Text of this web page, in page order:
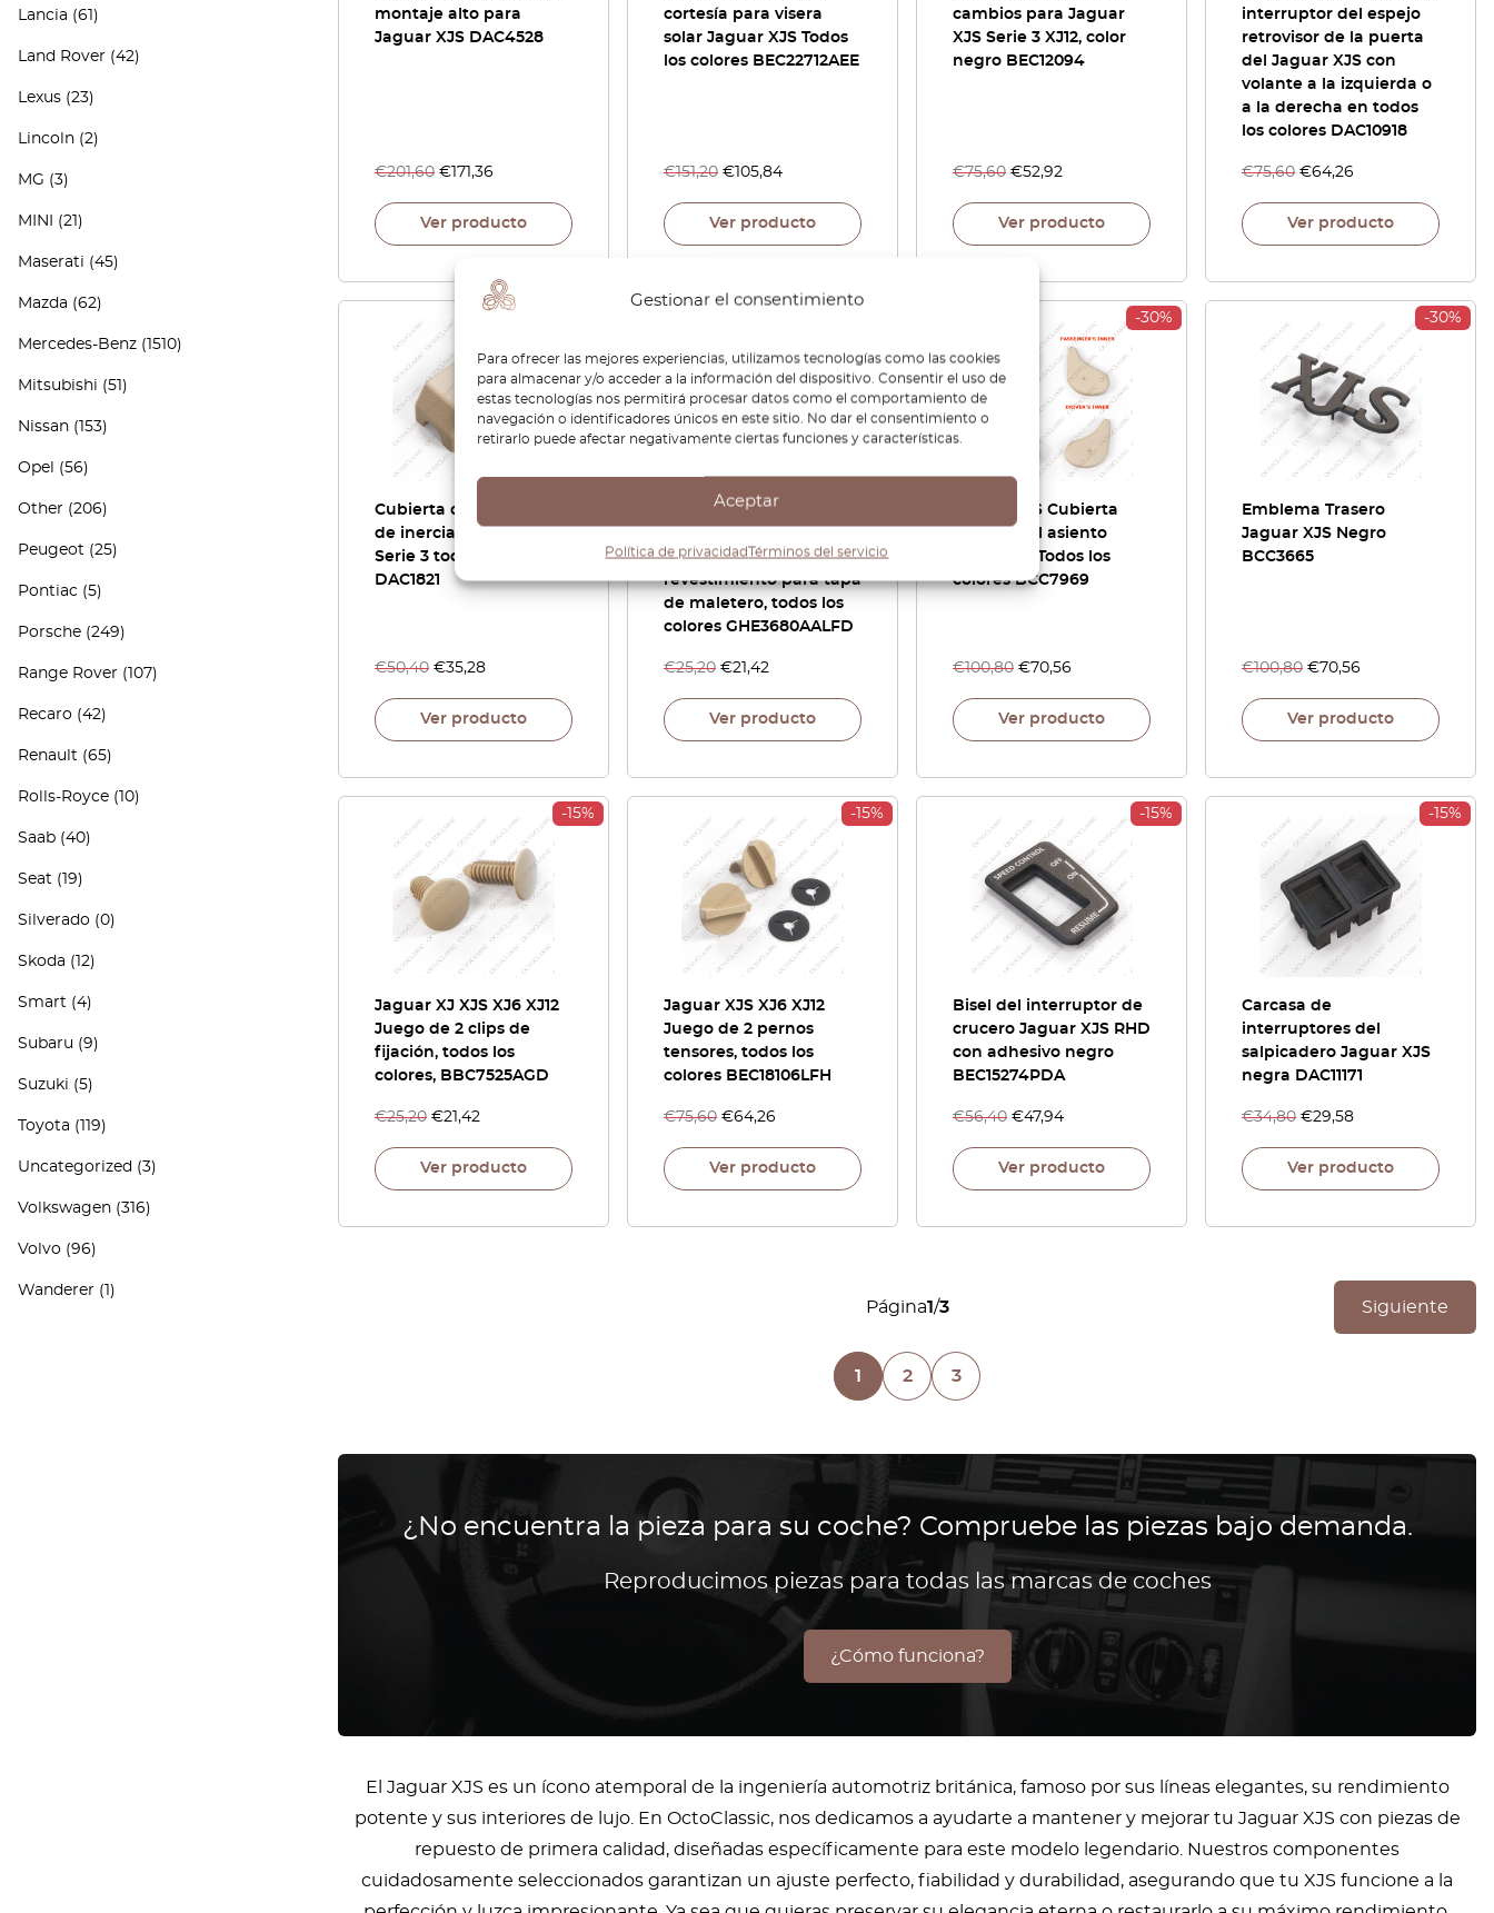
Gestionar el consentimiento
Para ofrecer las mejores experiencias, utilizamos tecnologías como las cookies
para almacenar y/o acceder a la información del dispositivo. Consentir el uso de
estas tecnologías nos permitirá procesar datos como el comportamiento de
navegación o identificadores únicos en este sitio. No dar el consentimiento o
retirarlo puede afectar negativamente ciertas funciones y características.
Aceptar
Política de privacidadTérminos del servicio
Lancia (61)
Land Rover (42)
Lexus (23)
Lincoln (2)
MG (3)
MINI (21)
Maserati (45)
Mazda (62)
Mercedes-Benz (1510)
Mitsubishi (51)
Nissan (153)
Opel (56)
Other (206)
Peugeot (25)
Pontiac (5)
Porsche (249)
Range Rover (107)
Recaro (42)
Renault (65)
Rolls-Royce (10)
Saab (40)
Seat (19)
Silverado (0)
Skoda (12)
Smart (4)
Subaru (9)
Suzuki (5)
Toyota (119)
Uncategorized (3)
Volkswagen (316)
Volvo (96)
Wanderer (1)
montaje alto para
Jaguar XJS DAC4528
€201,60 € 171,36
Ver producto
cortesía para visera
solar Jaguar XJS Todos
los colores BEC22712AEE
€151,20 € 105,84
Ver producto
cambios para Jaguar
XJS Serie 3 XJ12, color
negro BEC12094
€75,60 €52,92
Ver producto
interruptor del espejo
retrovisor de la puerta
del Jaguar XJS con
volante a la izquierda o
a la derecha en todos
los colores DAC10918
€75,60 €64,26
Ver producto
Cubierta del interruptor
de inercia Jaguar XJS
Serie 3 todos los colores
DAC1821
€50,40 €35,28
Ver producto
Jaguar XJS Juego de 5
alfombra o
revestimiento para tapa
de maletero, todos los
colores GHE3680AALFD
€25,20 €21,42
Ver producto
-30%
Jaguar XJS Cubierta
interior del asiento
delantero Todos los
colores BCC7969
€100,80 €70,56
Ver producto
-30%
Emblema Trasero
Jaguar XJS Negro
BCC3665
€100,80 €70,56
Ver producto
-15%
Jaguar XJ XJS XJ6 XJ12
Juego de 2 clips de
fijación, todos los
colores, BBC7525AGD
€25,20 €21,42
Ver producto
-15%
Jaguar XJS XJ6 XJ12
Juego de 2 pernos
tensores, todos los
colores BEC18106LFH
€75,60 €64,26
Ver producto
-15%
Bisel del interruptor de
crucero Jaguar XJS RHD
con adhesivo negro
BEC15274PDA
€56,40 €47,94
Ver producto
-15%
Carcasa de
interruptores del
salpicadero Jaguar XJS
negra DAC11171
€34,80 €29,58
Ver producto
Página1/3 Siguiente
1 2 3
¿No encuentra la pieza para su coche? Compruebe las piezas bajo demanda.
Reproducimos piezas para todas las marcas de coches
¿Cómo funciona?
El Jaguar XJS es un ícono atemporal de la ingeniería automotriz británica, famoso por sus líneas elegantes, su rendimiento
potente y sus interiores de lujo. En OctoClassic, nos dedicamos a ayudarte a mantener y mejorar tu Jaguar XJS con piezas de
repuesto de primera calidad, diseñadas específicamente para este modelo legendario. Nuestros componentes
cuidadosamente seleccionados garantizan un ajuste perfecto, fiabilidad y durabilidad, asegurando que tu XJS funcione a la